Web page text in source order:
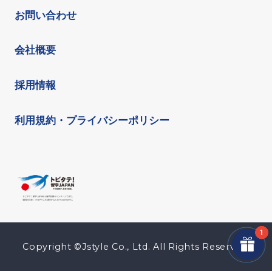
お問い合わせ
会社概要
採用情報
利用規約・プライバシーポリシー
Copyright ©Jstyle Co., Ltd. All Rights Reserved.